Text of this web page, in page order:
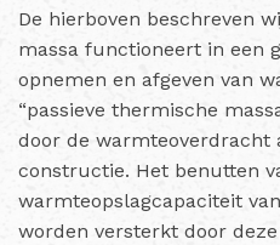
De hierboven beschreven
massa functioneert in een
opnemen en afgeven van
“passieve thermische
door de warmteoverdracht
constructie. Het benutten
warmteopslagcapaciteit
worden versterkt door